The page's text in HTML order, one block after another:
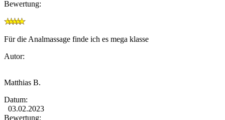
Bewertung:
Für die Analmassage finde ich es mega klasse
Autor:
Matthias B.
Datum:
03.02.2023
Bewertung: